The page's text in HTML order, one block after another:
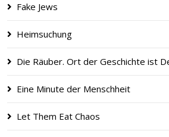
Fake Jews
Heimsuchung
Die Räuber. Ort der Geschichte ist
Eine Minute der Menschheit
Let Them Eat Chaos